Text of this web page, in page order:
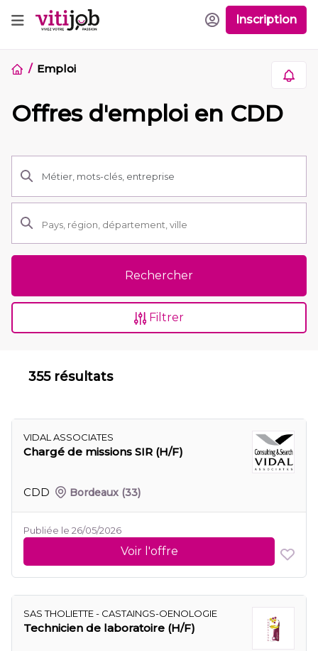
Inscription
Emploi
Offres d'emploi en CDD
Rechercher
Filtrer
355 résultats
VIDAL ASSOCIATES
Chargé de missions SIR (H/F)
CDD Bordeaux (33)
Publiée le 26/05/2026
Voir l'offre
SAS THOLIETTE - CASTAINGS-OENOLOGIE
Technicien de laboratoire (H/F)